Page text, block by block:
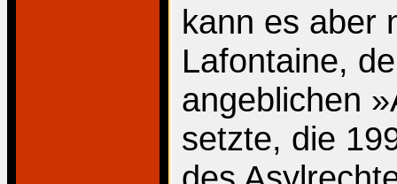
kann es aber
Lafontaine,
angeblichen
setzte, die